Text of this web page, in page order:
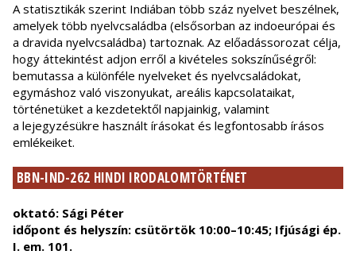
A statisztikák szerint Indiában több száz nyelvet beszélnek,
amelyek több nyelvcsaládba (elsősorban az indoeurópai és
a dravida nyelvcsaládba) tartoznak. Az előadássorozat célja,
hogy áttekintést adjon erről a kivételes sokszínűségről:
bemutassa a különféle nyelveket és nyelvcsaládokat,
egymáshoz való viszonyukat, areális kapcsolataikat,
történetüket a kezdetektől napjainkig, valamint
a lejegyzésükre használt írásokat és legfontosabb írásos
emlékeiket.
BBN-IND-262 HINDI IRODALOMTÖRTÉNET
oktató: Sági Péter
időpont és helyszín: csütörtök 10:00–10:45; Ifjúsági ép.
I. em. 101.